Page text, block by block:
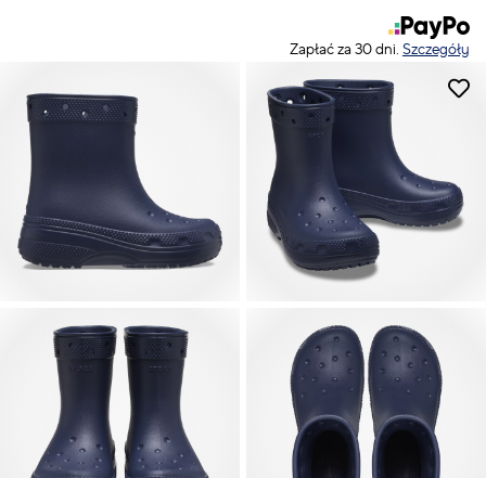
Zapłać za 30 dni. Szczegóły